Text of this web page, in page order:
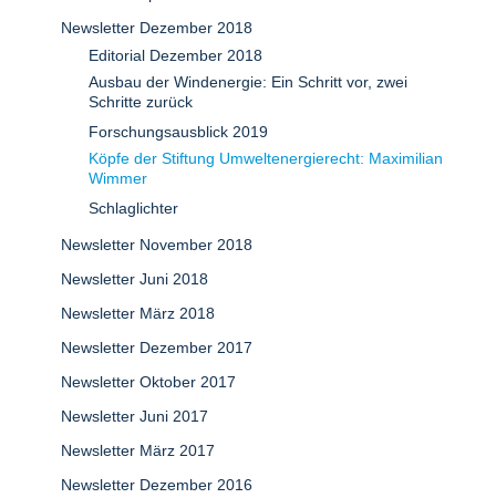
Newsletter Dezember 2018
Editorial Dezember 2018
Ausbau der Windenergie: Ein Schritt vor, zwei
Schritte zurück
Forschungsausblick 2019
Köpfe der Stiftung Umweltenergierecht: Maximilian
Wimmer
Schlaglichter
Newsletter November 2018
Newsletter Juni 2018
Newsletter März 2018
Newsletter Dezember 2017
Newsletter Oktober 2017
Newsletter Juni 2017
Newsletter März 2017
Newsletter Dezember 2016